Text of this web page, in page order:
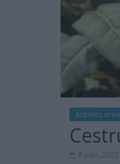
Árboles
6 julio, 2022